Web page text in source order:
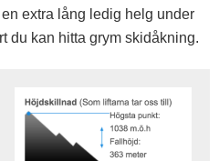
extra lång ledig helg under
du kan hitta grym skidåkning.